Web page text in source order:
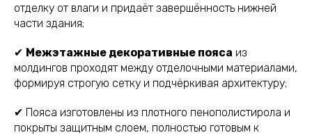
отделку от влаги и придаёт завершённость нижней
части здания;
✔ Межэтажные декоративные пояса из
молдингов проходят между отделочными материалами,
формируя строгую сетку и подчёркивая архитектуру;
✔ Пояса изготовлены из плотного пенополистирола и
покрыты защитным слоем, полностью готовым к